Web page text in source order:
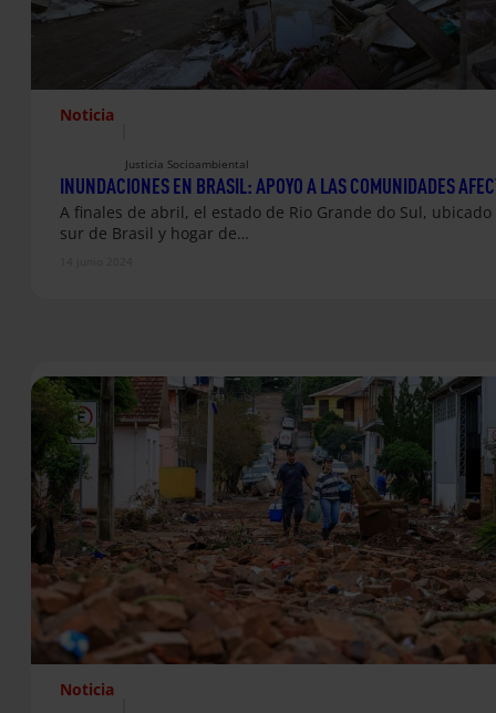
Noticia
Justicia Socioambiental
INUNDACIONES EN BRASIL: APOYO A LAS COMUNIDADES
A finales de abril, el estado de Rio Grande do Sul, ubicado
sur de Brasil y hogar de…
Noticia